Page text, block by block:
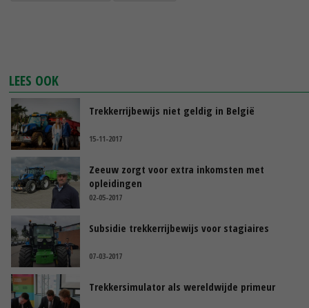
LEES OOK
Trekkerrijbewijs niet geldig in België
15-11-2017
Zeeuw zorgt voor extra inkomsten met
opleidingen
02-05-2017
Subsidie trekkerrijbewijs voor stagiaires
07-03-2017
Trekkersimulator als wereldwijde primeur